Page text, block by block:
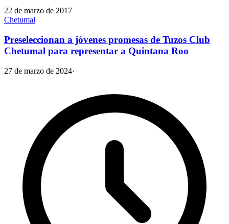
22 de marzo de 2017
Chetumal
Preseleccionan a jóvenes promesas de Tuzos Club
Chetumal para representar a Quintana Roo
27 de marzo de 2024·